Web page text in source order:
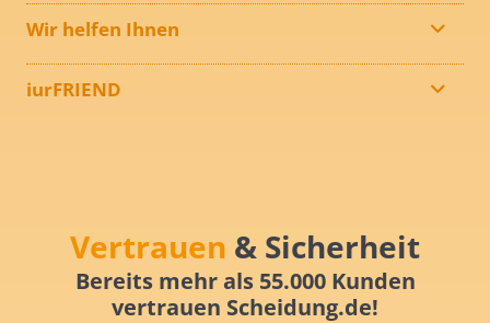
Wir helfen Ihnen
iurFRIEND
Vertrauen & Sicherheit
Bereits mehr als 55.000 Kunden
vertrauen Scheidung.de!